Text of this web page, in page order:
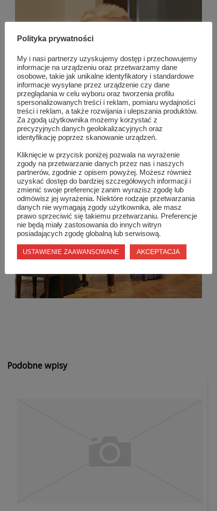
Podobne wpisy
Polityka prywatności
My i nasi partnerzy uzyskujemy dostęp i przechowujemy
informacje na urządzeniu oraz przetwarzamy dane
osobowe, takie jak unikalne identyfikatory i standardowe
informacje wysyłane przez urządzenie czy dane
przeglądania w celu wyboru oraz tworzenia profilu
spersonalizowanych treści i reklam, pomiaru wydajności
treści i reklam, a także rozwijania i ulepszania produktów.
Za zgodą użytkownika możemy korzystać z
precyzyjnych danych geolokalizacyjnych oraz
identyfikację poprzez skanowanie urządzeń.
Kliknięcie w przycisk poniżej pozwala na wyrażenie
zgody na przetwarzanie danych przez nas i naszych
partnerów, zgodnie z opisem powyżej. Możesz również
uzyskać dostęp do bardziej szczegółowych informacji i
zmienić swoje preferencje zanim wyrazisz zgodę lub
odmówisz jej wyrażenia. Niektóre rodzaje przetwarzania
danych nie wymagają zgody użytkownika, ale masz
prawo sprzeciwić się takiemu przetwarzaniu. Preferencje
nie będą miały zastosowania do innych witryn
posiadających zgodę globalną lub serwisową.
USTAWIENIE ZAAWANSOWANE AKCEPTACJA